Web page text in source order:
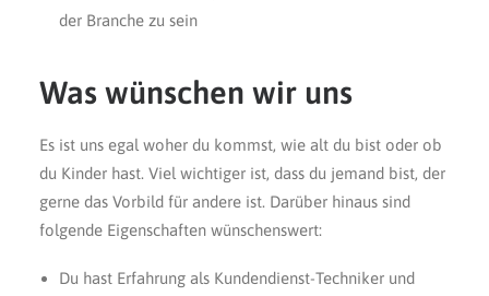
der Branche zu sein
Was wünschen wir uns
Es ist uns egal woher du kommst, wie alt du bist oder ob
du Kinder hast. Viel wichtiger ist, dass du jemand bist, der
gerne das Vorbild für andere ist. Darüber hinaus sind
folgende Eigenschaften wünschenswert:
Du hast Erfahrung als Kundendienst-Techniker und